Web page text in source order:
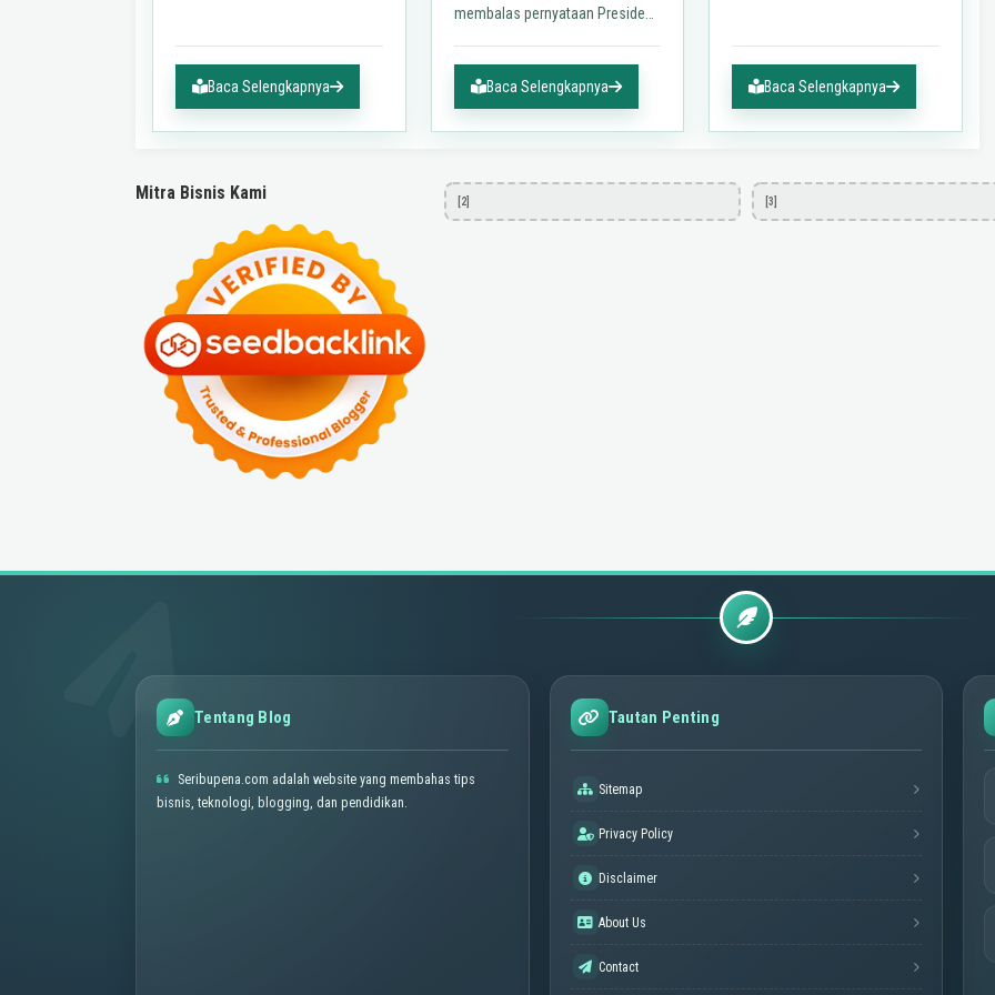
Baca Selengkapnya
membalas pernyataan Presiden
capres dari partai NasDem
Anies…
Baca Selengkapnya Baca Selengkapnya
Mitra Bisnis Kami [2] [3]
Tentang Blog
Seribupena.com adalah website yang membahas tips
bisnis, teknologi, blogging, dan pendidikan.
Tautan Penting
Sitemap
Privacy Policy
Disclaimer
About Us
Contact